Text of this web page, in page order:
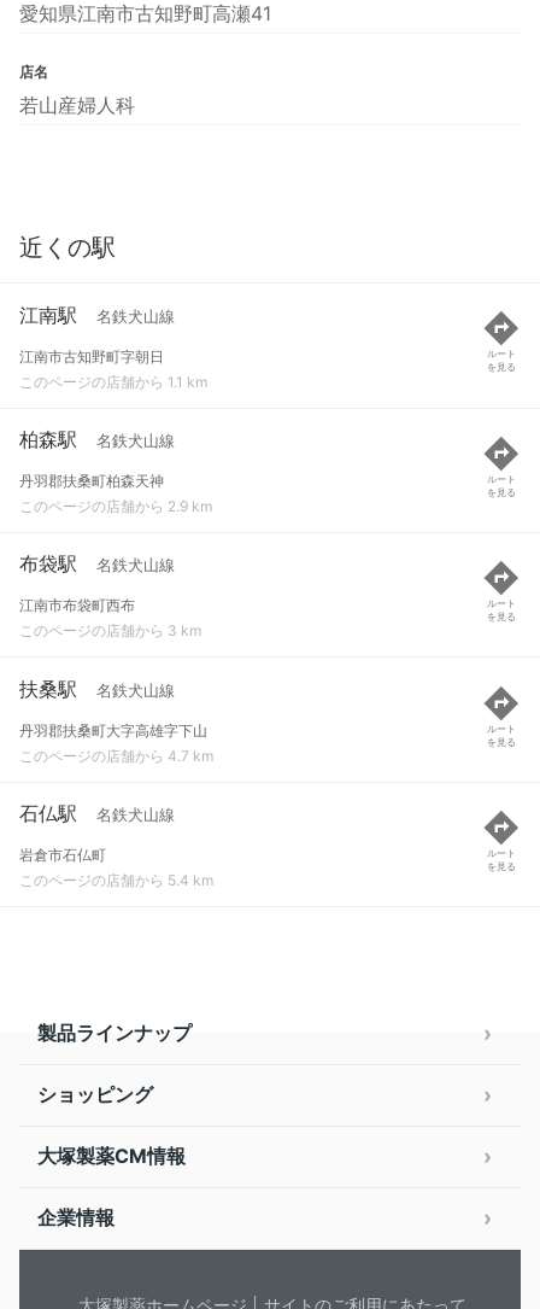
愛知県江南市古知野町高瀬41
店名
若山産婦人科
近くの駅
江南駅 名鉄犬山線
江南市古知野町字朝日
このページの店舗から 1.1 km
ルート
を見る
柏森駅 名鉄犬山線
丹羽郡扶桑町柏森天神
このページの店舗から 2.9 km
ルート
を見る
布袋駅 名鉄犬山線
江南市布袋町西布
このページの店舗から 3 km
ルート
を見る
扶桑駅 名鉄犬山線
丹羽郡扶桑町大字高雄字下山
このページの店舗から 4.7 km
ルート
を見る
石仏駅 名鉄犬山線
岩倉市石仏町
このページの店舗から 5.4 km
ルート
を見る
製品ラインナップ
ショッピング
大塚製薬CM情報
企業情報